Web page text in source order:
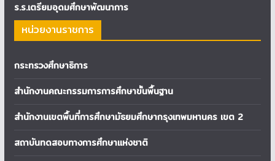
ร.ร.เตรียมอุดมศึกษาพัฒนาการ
หน่วยงานราชการ
กระทรวงศึกษาธิการ
สำนักงานคณะกรรมการการศึกษาขั้นพื้นฐาน
สำนักงานเขตพื้นที่การศึกษามัธยมศึกษากรุงเทพมหานคร เขต 2
สถาบันทดสอบทางการศึกษาแห่งชาติ